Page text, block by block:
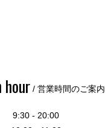
hour / 営業時間のご案内
- 20:00